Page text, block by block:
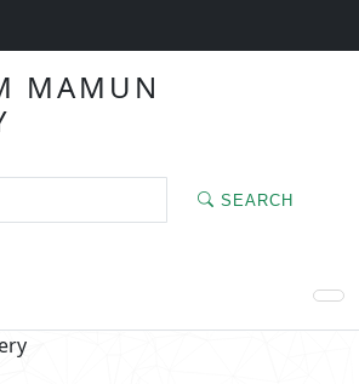
MAMUN
SEARCH